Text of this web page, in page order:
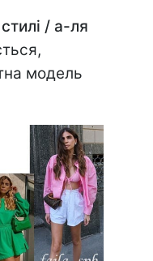
/ а-ля
модель